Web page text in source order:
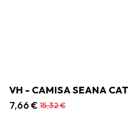
VH - CAMISA SEANA
7,66 € 15,32€